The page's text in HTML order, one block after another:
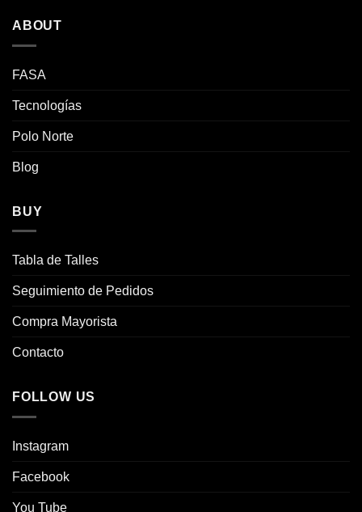
ABOUT
FASA
Tecnologías
Polo Norte
Blog
BUY
Tabla de Talles
Seguimiento de Pedidos
Compra Mayorista
Contacto
FOLLOW US
Instagram
Facebook
You Tube